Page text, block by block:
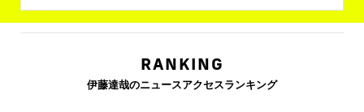
RANKING
伊藤達哉のニュースアクセスランキング